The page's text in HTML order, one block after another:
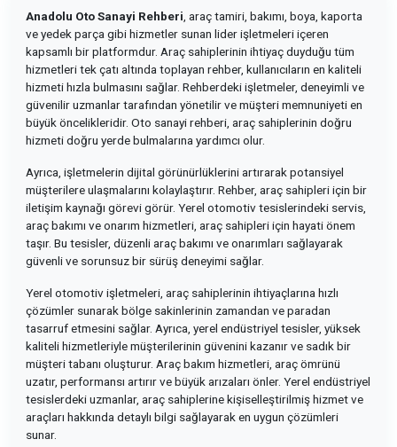
Anadolu Oto Sanayi Rehberi , araç tamiri, bakımı, boya, kaporta
ve yedek parça gibi hizmetler sunan lider işletmeleri içeren
kapsamlı bir platformdur. Araç sahiplerinin ihtiyaç duyduğu tüm
hizmetleri tek çatı altında toplayan rehber, kullanıcıların en kaliteli
hizmeti hızla bulmasını sağlar. Rehberdeki işletmeler, deneyimli ve
güvenilir uzmanlar tarafından yönetilir ve müşteri memnuniyeti en
büyük öncelikleridir. Oto sanayi rehberi, araç sahiplerinin doğru
hizmeti doğru yerde bulmalarına yardımcı olur.
Ayrıca, işletmelerin dijital görünürlüklerini artırarak potansiyel
müşterilere ulaşmalarını kolaylaştırır. Rehber, araç sahipleri için bir
iletişim kaynağı görevi görür. Yerel otomotiv tesislerindeki servis,
araç bakımı ve onarım hizmetleri, araç sahipleri için hayati önem
taşır. Bu tesisler, düzenli araç bakımı ve onarımları sağlayarak
güvenli ve sorunsuz bir sürüş deneyimi sağlar.
Yerel otomotiv işletmeleri, araç sahiplerinin ihtiyaçlarına hızlı
çözümler sunarak bölge sakinlerinin zamandan ve paradan
tasarruf etmesini sağlar. Ayrıca, yerel endüstriyel tesisler, yüksek
kaliteli hizmetleriyle müşterilerinin güvenini kazanır ve sadık bir
müşteri tabanı oluşturur. Araç bakım hizmetleri, araç ömrünü
uzatır, performansı artırır ve büyük arızaları önler. Yerel endüstriyel
tesislerdeki uzmanlar, araç sahiplerine kişiselleştirilmiş hizmet ve
araçları hakkında detaylı bilgi sağlayarak en uygun çözümleri
sunar.